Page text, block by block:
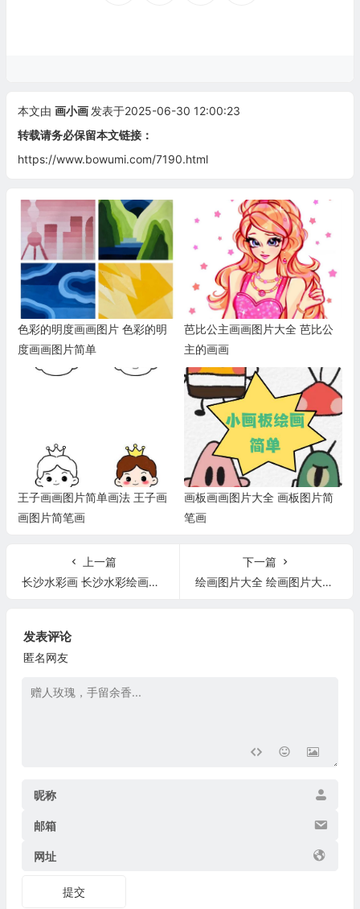
本文由 画小画 发表于2025-06-30 12:00:23
转载请务必保留本文链接：
https://www.bowumi.com/7190.html
色彩的明度画画图片 色彩的明
度画画图片简单
芭比公主画画图片大全 芭比公
主的画画
王子画画图片简单画法 王子画
画图片简笔画
画板画画图片大全 画板图片简
笔画
上一篇
长沙水彩画 长沙水彩绘画培训机构
下一篇
绘画图片大全 绘画图片大全漂亮有难度
发表评论
匿名网友
昵称
邮箱
网址
提交